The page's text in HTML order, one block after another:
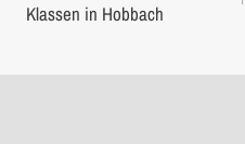
Klassen in Hobbach